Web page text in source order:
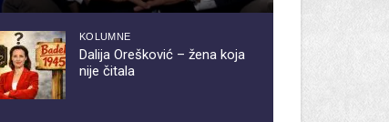
KOLUMNE
Dalija Orešković – žena koja
nije čitala